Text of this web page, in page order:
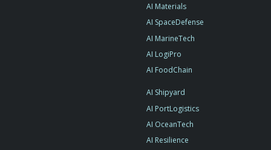
AI Materials
AI SpaceDefense
AI MarineTech
AI LogiPro
AI FoodChain
AI Shipyard
AI PortLogistics
AI OceanTech
AI Resilience